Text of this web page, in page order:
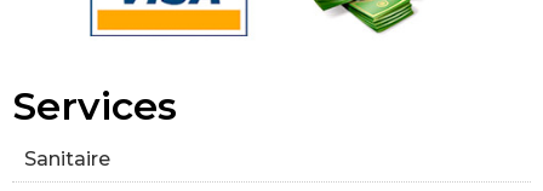
Services
Sanitaire